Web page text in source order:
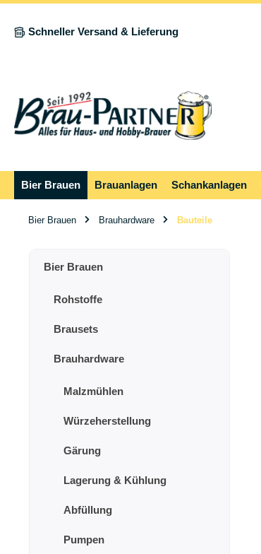
Schneller Versand & Lieferung
Bier Brauen Brauanlagen Schankanlagen
Bier Brauen Brauhardware Bauteile
Bier Brauen
Rohstoffe
Brausets
Brauhardware
Malzmühlen
Würzeherstellung
Gärung
Lagerung & Kühlung
Abfüllung
Pumpen